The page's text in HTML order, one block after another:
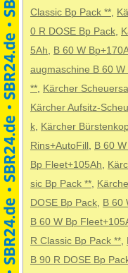
Classic Bp Pack **,
0 R DOSE Bp Pack,
5Ah, B 60 W
augmaschine B 60
**, Kärcher
Kärcher Aufsitz-
k, Kärcher
Rins+AutoFill , B 60
Bp Fleet+105Ah,
sic Bp Pack **,
DOSE Bp Pack, B 60
B 60 W Bp
R Classic Bp Pack **,
B 90 R DOSE Bp